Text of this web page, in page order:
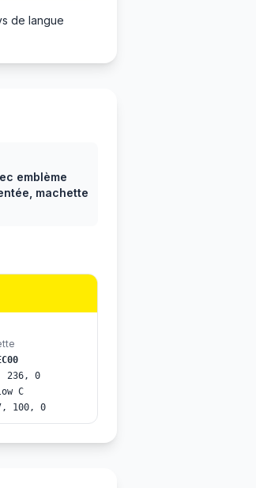
de langue
emblème
machette
236, 0
C
100, 0